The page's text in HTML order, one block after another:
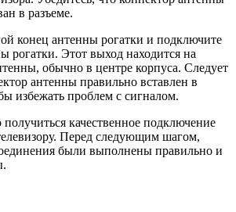
в разъеме.
конец антенны рогатки и подключите
рогатки. Этот выход находится на
обычно в центре корпуса. Следует
антенны правильно вставлен в
избежать проблем с сигналом.
качественное подключение
Перед следующим шагом,
были выполнены правильно и